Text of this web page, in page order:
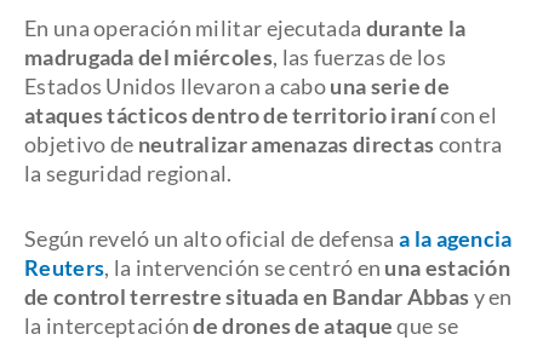
En una operación militar ejecutada durante la
madrugada del miércoles, las fuerzas de los
Estados Unidos llevaron a cabouna serie de
ataques tácticos dentro de territorio iranícon el
objetivo de neutralizar amenazas directascontra
la seguridad regional.
Según reveló un alto oficial de defensa a la agencia
Reuters, la intervención se centró en una estación
de control terrestre situada en Bandar Abbasy en
la interceptaciónde drones de ataqueque se